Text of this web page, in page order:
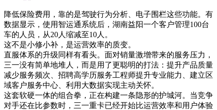
降低保险费用，靠的是驾驶行为分析、电子围栏这些功能。有
数据显示，使用智运通系统后，湖南益阳一个客户管理100台
车的人员，从20人缩减至10人。
这不是小修小补，是运营效率的质变。
直服体系的升级同样有看头。面对销量激增带来的服务压力，
三一没有简单地堆人，而是用了更聪明的打法：提升产品质量
减少服务频次、招聘高学历服务工程师提升专业能力、建立区
域客户服务中心、利用大数据实现主动关怀。
这套软硬一体的组合拳，正在构建一条隐形的护城河。当竞争
对手还在比参数时，三一重卡已经开始比运营效率和用户体验